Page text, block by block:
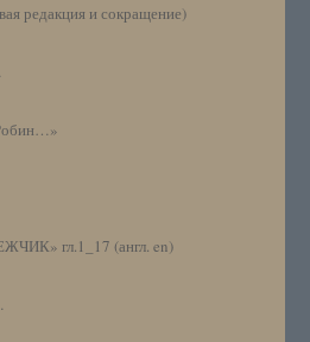
редакция и сокращение)
гл.1_17 (англ. en)